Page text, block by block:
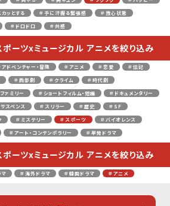
カッとする ＃手に汗握る緊張感
＃放心状態
＃ドロドロ ＃共感
ーツxミュージカル アニメを絞り込み
アドベンチャー・冒険 ＃アニメ ＃恋愛
＃伝記
＃西部劇 ＃クライム
＃時代劇
ァミリー ＃ショートフィルム・短編
＃ドキュメンタリー
スペンス ＃スリラー ＃歴史
＃SF
＃ミステリー ＃スポーツ
＃バイオレンス
＃アート・コンテンポラリー ＃単発ドラマ
ーツxミュージカル アニメを絞り込み
マ ＃海外ドラマ ＃韓国ドラマ ＃アニメ